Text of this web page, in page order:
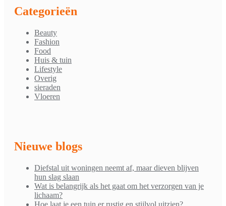
Categorieën
Beauty
Fashion
Food
Huis & tuin
Lifestyle
Overig
sieraden
Vloeren
Nieuwe blogs
Diefstal uit woningen neemt af, maar dieven blijven
hun slag slaan
Wat is belangrijk als het gaat om het verzorgen van je
lichaam?
Hoe laat je een tuin er rustig en stijlvol uitzien?